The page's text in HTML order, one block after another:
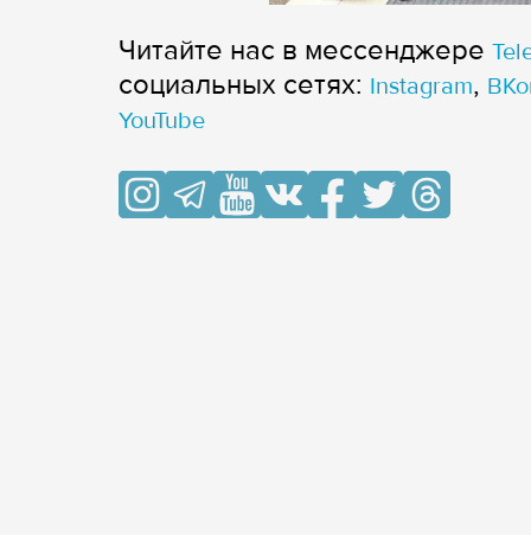
Читайте нас в мессенджере
cоциальных сетях: Instagram,
YouTube